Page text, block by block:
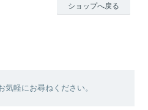
ショップへ戻る
軽にお尋ねください。